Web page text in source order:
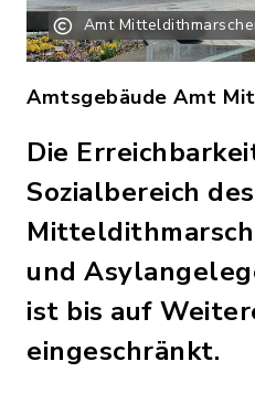
Amt
Amtsgebäude Amt
Die
Sozialbereich
und
ist bis auf
eingeschränkt.